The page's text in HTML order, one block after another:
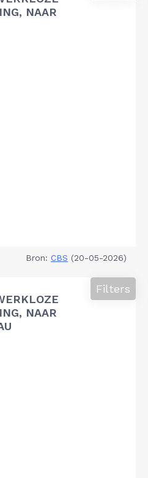
NAAR
Bron: CBS (20-05-2026)
NAAR
Filters